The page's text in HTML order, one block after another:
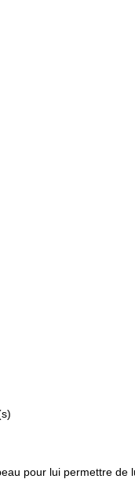
pour lui permettre de